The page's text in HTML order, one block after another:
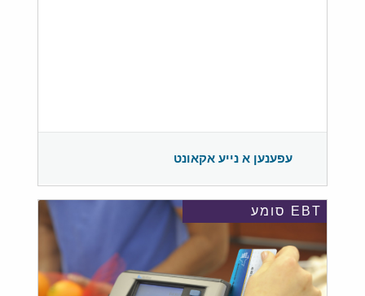
עפענען א נייע אקאונט
EBT סומע